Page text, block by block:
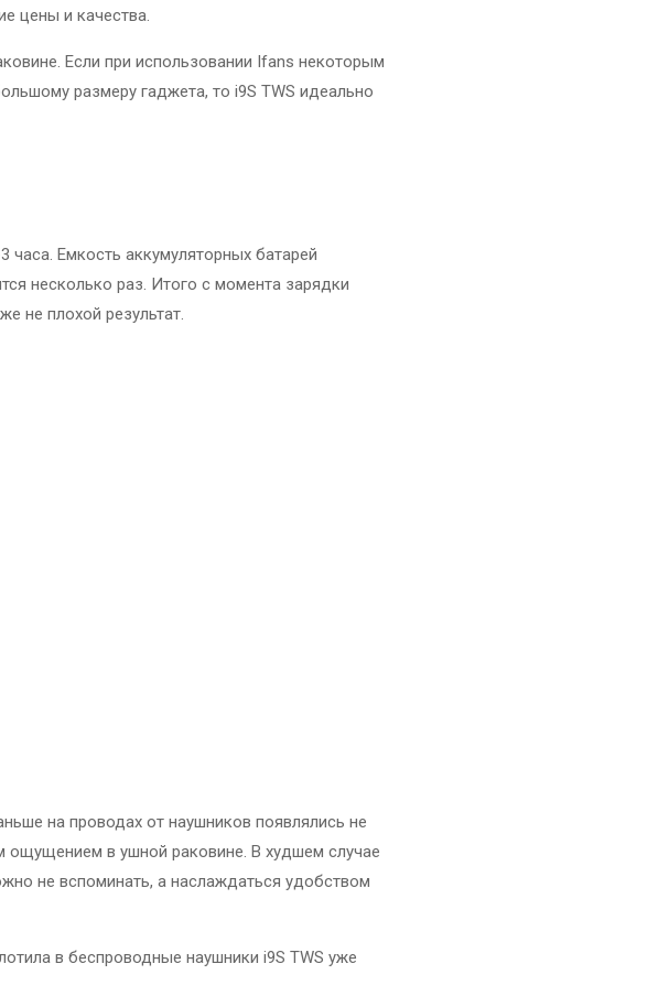
цены и качества.
Если при использовании Ifans некоторым
размеру гаджета, то i9S TWS идеально
Емкость аккумуляторных батарей
несколько раз. Итого с момента зарядки
не плохой результат.
на проводах от наушников появлялись не
ощущением в ушной раковине. В худшем случае
не вспоминать, а наслаждаться удобством
в беспроводные наушники i9S TWS уже